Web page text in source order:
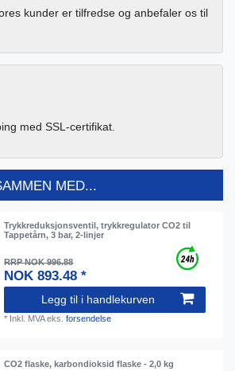
kunder er tilfredse og anbefaler os til
med SSL-certifikat.
MED...
Trykkreduksjonsventil, trykkregulator CO2 til
Tappetårn, 3 bar, 2-linjer
RRP NOK 996.88
NOK 893.48 *
Legg til i handlekurven
* Inkl. MVAeks.forsendelse
CO2 flaske, karbondioksid flaske - 2,0 kg